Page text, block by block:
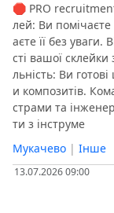
🛑 PRO
лей: Ви помічаєте
аєте її без уваги.
сті вашої склейки
льність: Ви
и композитів.
страми та
ти з інструме
Мукачево | Інше
13.07.2026 09:00